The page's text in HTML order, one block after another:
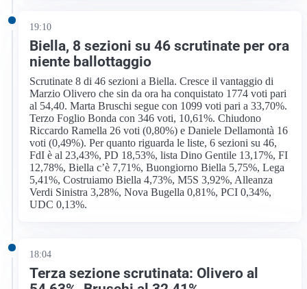
19:10
Biella, 8 sezioni su 46 scrutinate per ora
niente ballottaggio
Scrutinate 8 di 46 sezioni a Biella. Cresce il vantaggio di
Marzio Olivero che sin da ora ha conquistato 1774 voti pari
al 54,40. Marta Bruschi segue con 1099 voti pari a 33,70%.
Terzo Foglio Bonda con 346 voti, 10,61%. Chiudono
Riccardo Ramella 26 voti (0,80%) e Daniele Dellamontà 16
voti (0,49%). Per quanto riguarda le liste, 6 sezioni su 46,
FdI è al 23,43%, PD 18,53%, lista Dino Gentile 13,17%, FI
12,78%, Biella c’è 7,71%, Buongiorno Biella 5,75%, Lega
5,41%, Costruiamo Biella 4,73%, M5S 3,92%, Alleanza
Verdi Sinistra 3,28%, Nova Bugella 0,81%, PCI 0,34%,
UDC 0,13%.
18:04
Terza sezione scrutinata: Olivero al